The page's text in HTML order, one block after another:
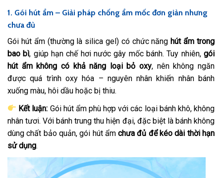
1. Gói hút ẩm – Giải pháp chống ẩm mốc đơn giản nhưng
chưa đủ
Gói hút ẩm (thường là silica gel) có chức nănghút ẩm trong
bao bì, giúp hạn chế hơi nước gây mốc bánh. Tuy nhiên,gói
hút ẩm không có khả năng loại bỏ oxy, nên không ngăn
được quá trình oxy hóa – nguyên nhân khiến nhân bánh
xuống màu, hôi dầu hoặc bị thiu.
Kết luận: Gói hút ẩm phù hợp với các loại bánh khô, không
nhân tươi. Với bánh trung thu hiện đại, đặc biệt là bánh không
dùng chất bảo quản, gói hút ẩmchưa đủ để kéo dài thời hạn
sử dụng.